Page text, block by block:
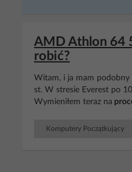
AMD Athlon 64
robić?
Witam, i ja mam podobny
st. W stresie Everest po
Wymieniłem teraz na
Komputery Początkujący